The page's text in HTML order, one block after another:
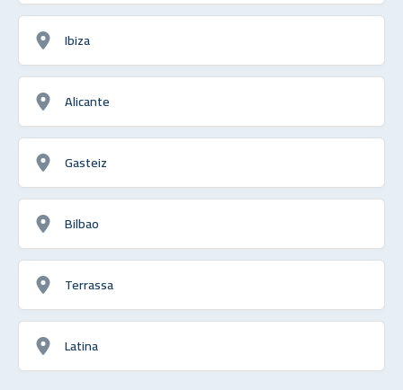
Ibiza
Alicante
Gasteiz
Bilbao
Terrassa
Latina